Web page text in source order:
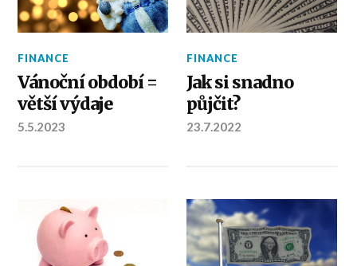
FINANCE
Vánoční období =
větší výdaje
5.5.2023
FINANCE
Jak si snadno
půjčit?
23.7.2022